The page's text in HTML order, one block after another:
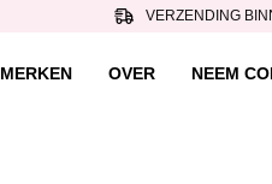
VERZENDING
MERKEN OVER NEEM